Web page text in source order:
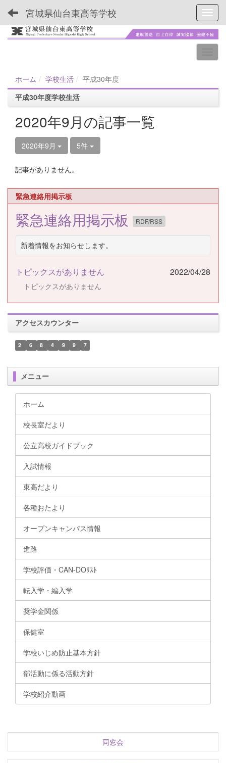
宮城県仙台東高等学校
ホーム 学校生活
平成30年度
平成30年度学校生活
2020年9月の記事一覧
2020年9月 5件
記事がありません。
緊急連絡用掲示板
緊急連絡用掲示板 RDF/RSS
新着情報をお知らせします。
トピックスがありません 2022/04/28
トピックスがありません
アクセスカウンター
2 6 8 4 9 9 7
メニュー
ホーム
校長室だより
公立高校ガイドブック
入試情報
東高だより
各種おたより
オープンキャンパス情報
進路
学校評価・CAN-DOﾘｽﾄ
転入学・編入学
奨学金関係
保健室
学校いじめ防止基本方針
部活動に係る活動方針
学校紹介動画
同窓会